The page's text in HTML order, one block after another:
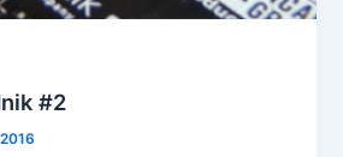
#2